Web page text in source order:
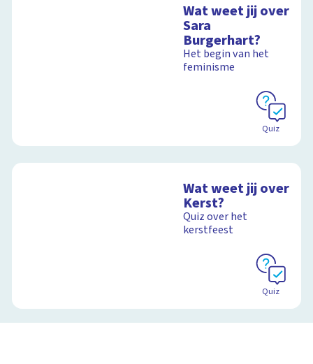
Wat weet jij over
Sara
Burgerhart?
Het begin van het
feminisme
Quiz
Wat weet jij over
Kerst?
Quiz over het
kerstfeest
Quiz